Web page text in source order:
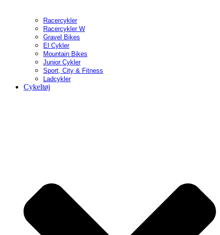
Racercykler
Racercykler W
Gravel Bikes
El Cykler
Mountain Bikes
Junior Cykler
Sport, City & Fitness
Ladcykler
Cykeltøj